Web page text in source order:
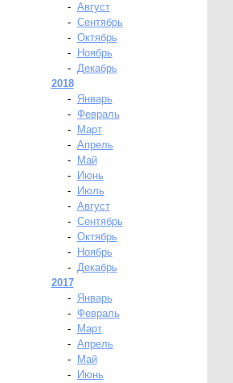
- Август
- Сентябрь
- Октябрь
-
Ноябрь
- Декабрь
2018
-
Январь
- Февраль
-
Март
- Апрель
-
Май
-
Июнь
-
Июль
- Август
- Сентябрь
- Октябрь
-
Ноябрь
- Декабрь
2017
-
Январь
- Февраль
-
Март
- Апрель
-
Май
-
Июнь